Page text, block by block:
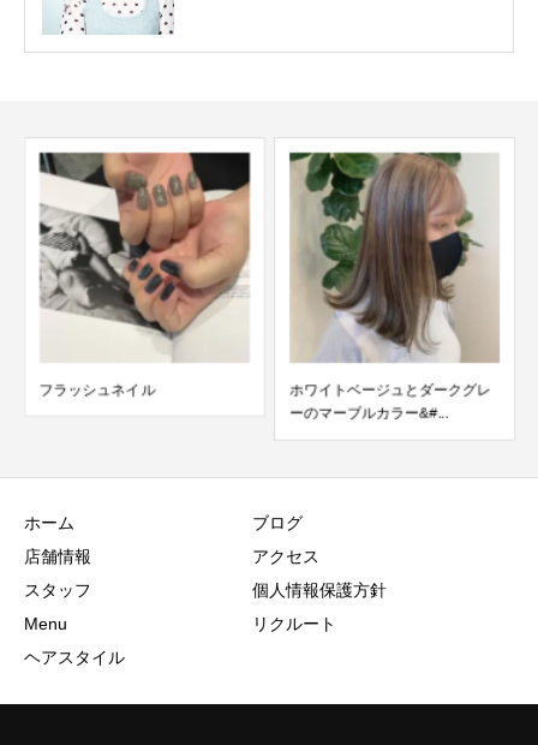
ホワイトベージュとダークグレ
刈りBOBチラ見えハイライト
ホーム
店舗情報
スタッフ
Menu
ヘアスタイル
ブログ
アクセス
個人情報保護方針
リクルート